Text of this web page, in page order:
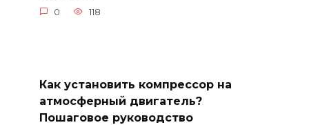
0 118
Как установить компрессор на
атмосферный двигатель?
Пошаговое руководство